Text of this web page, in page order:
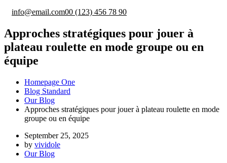
info@email.com00 (123) 456 78 90
Approches stratégiques pour jouer à
plateau roulette en mode groupe ou en
équipe
Homepage One
Blog Standard
Our Blog
Approches stratégiques pour jouer à plateau roulette en mode
groupe ou en équipe
September 25, 2025
by vividole
Our Blog